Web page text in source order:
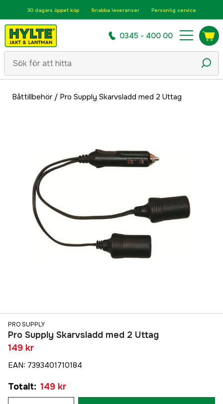
30 dagars öppet köp Snabba leveranser Personlig service
0345 - 400 00
Båttillbehör/ Pro Supply Skarvsladd med 2 Uttag
PRO SUPPLY
Pro Supply Skarvsladd med 2 Uttag
149 kr
EAN: 7393401710184
Totalt: 149 kr